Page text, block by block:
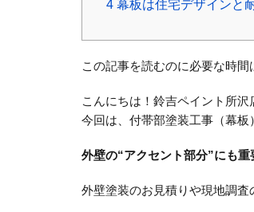
4 幕板は住宅デザインと
この記事を読むのに必要な時間
こんにちは！鈴吉ペイント所沢
今回は、付帯部塗装工事（幕板
外壁の“アクセント部分”にも重
外壁塗装のお見積りや現地調査